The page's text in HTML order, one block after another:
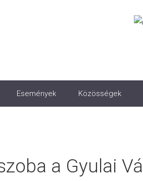
Események Közösségek
a Gyulai